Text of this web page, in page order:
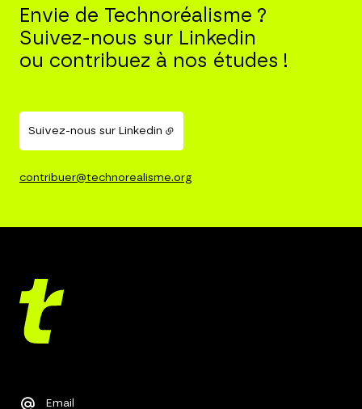
Envie de Technoréalisme ?
Suivez-nous sur Linkedin
ou contribuez à nos études !
Suivez-nous sur Linkedin
contribuer@technorealisme.org
Email